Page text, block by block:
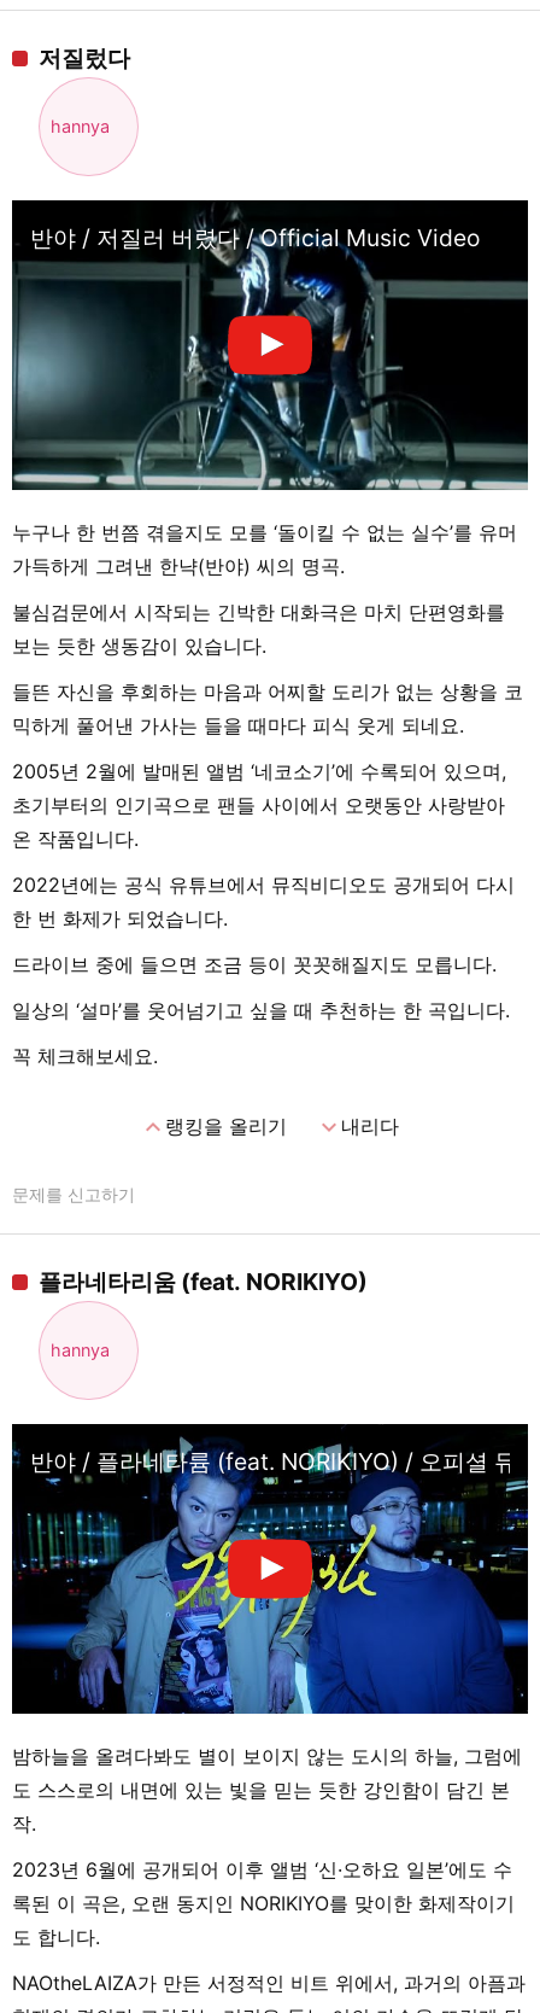
저질렀다
hannya
반야 / 저질러 버렸다 / Official Music Video
누구나 한 번쯤 겪을지도 모를 ‘돌이킬 수 없는 실수’를 유머
가득하게 그려낸 한냑(반야) 씨의 명곡.
불심검문에서 시작되는 긴박한 대화극은 마치 단편영화를
보는 듯한 생동감이 있습니다.
들뜬 자신을 후회하는 마음과 어찌할 도리가 없는 상황을 코
믹하게 풀어낸 가사는 들을 때마다 피식 웃게 되네요.
2005년 2월에 발매된 앨범 ‘네코소기’에 수록되어 있으며,
초기부터의 인기곡으로 팬들 사이에서 오랫동안 사랑받아
온 작품입니다.
2022년에는 공식 유튜브에서 뮤직비디오도 공개되어 다시
한 번 화제가 되었습니다.
드라이브 중에 들으면 조금 등이 꼿꼿해질지도 모릅니다.
일상의 ‘설마’를 웃어넘기고 싶을 때 추천하는 한 곡입니다.
꼭 체크해보세요.
expand_less랭킹을 올리기 expand_more내리다
문제를 신고하기
플라네타리움 (feat. NORIKIYO)
hannya
반야 / 플라네타륨 (feat. NORIKIYO) / 오피셜 뮤
밤하늘을 올려다봐도 별이 보이지 않는 도시의 하늘, 그럼에
도 스스로의 내면에 있는 빛을 믿는 듯한 강인함이 담긴 본
작.
2023년 6월에 공개되어 이후 앨범 ‘신·오하요 일본’에도 수
록된 이 곡은, 오랜 동지인 NORIKIYO를 맞이한 화제작이기
도 합니다.
NAOtheLAIZA가 만든 서정적인 비트 위에서, 과거의 아픔과